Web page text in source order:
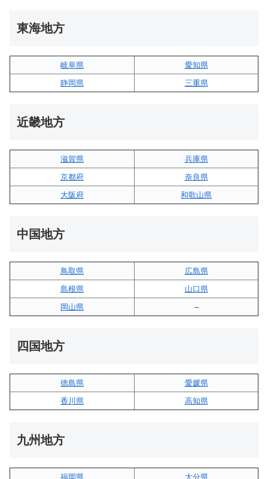
東海地方
岐阜県
愛知県
静岡県
三重県
近畿地方
滋賀県
兵庫県
京都府
奈良県
大阪府
和歌山県
中国地方
鳥取県
広島県
島根県
山口県
岡山県
–
四国地方
徳島県
愛媛県
香川県
高知県
九州地方
福岡県 大分県